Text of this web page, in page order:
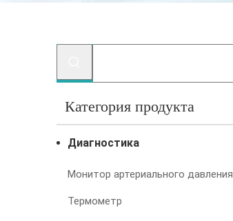
Категория продукта
Диагностика
Монитор артериального давления
Термометр